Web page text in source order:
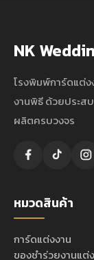
NK
โรงพิมพ์การ์ดแต่ง
งานพิธี ด้วยประส
ผลิตครบวงจร
หมวดสินค้า
การ์ดแต่งงาน
ของชำร่วยงานแต่ง